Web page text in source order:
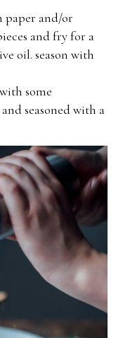
paper and/or
and fry for a
oil. season with
some
seasoned with a